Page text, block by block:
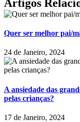
na
cara!
(necessário
mas
publicado)
Artigos
Quer ser melhor pai/
24 de Janeiro, 2024
A ansiedade das
pelas crianças?
17 de Janeiro, 2024